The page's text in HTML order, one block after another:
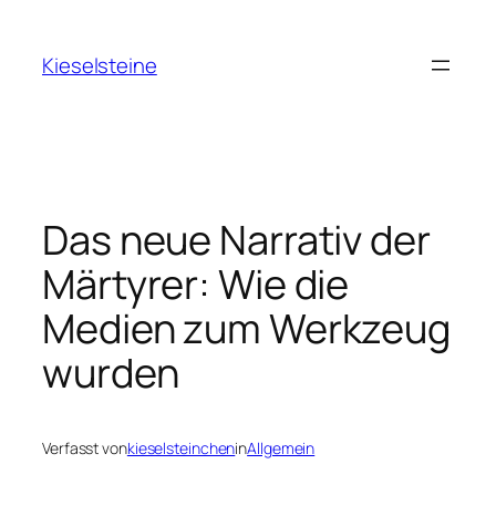
springen
Kieselsteine
Das neue Narrativ der
Märtyrer: Wie die
Medien zum Werkzeug
wurden
Verfasst vonkieselsteincheninAllgemein